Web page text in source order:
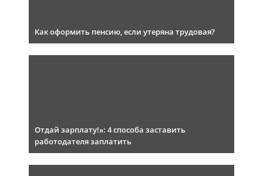
Как оформить пенсию, если утеряна трудовая?
Отдай зарплату!»: 4 способа заставить
работодателя заплатить